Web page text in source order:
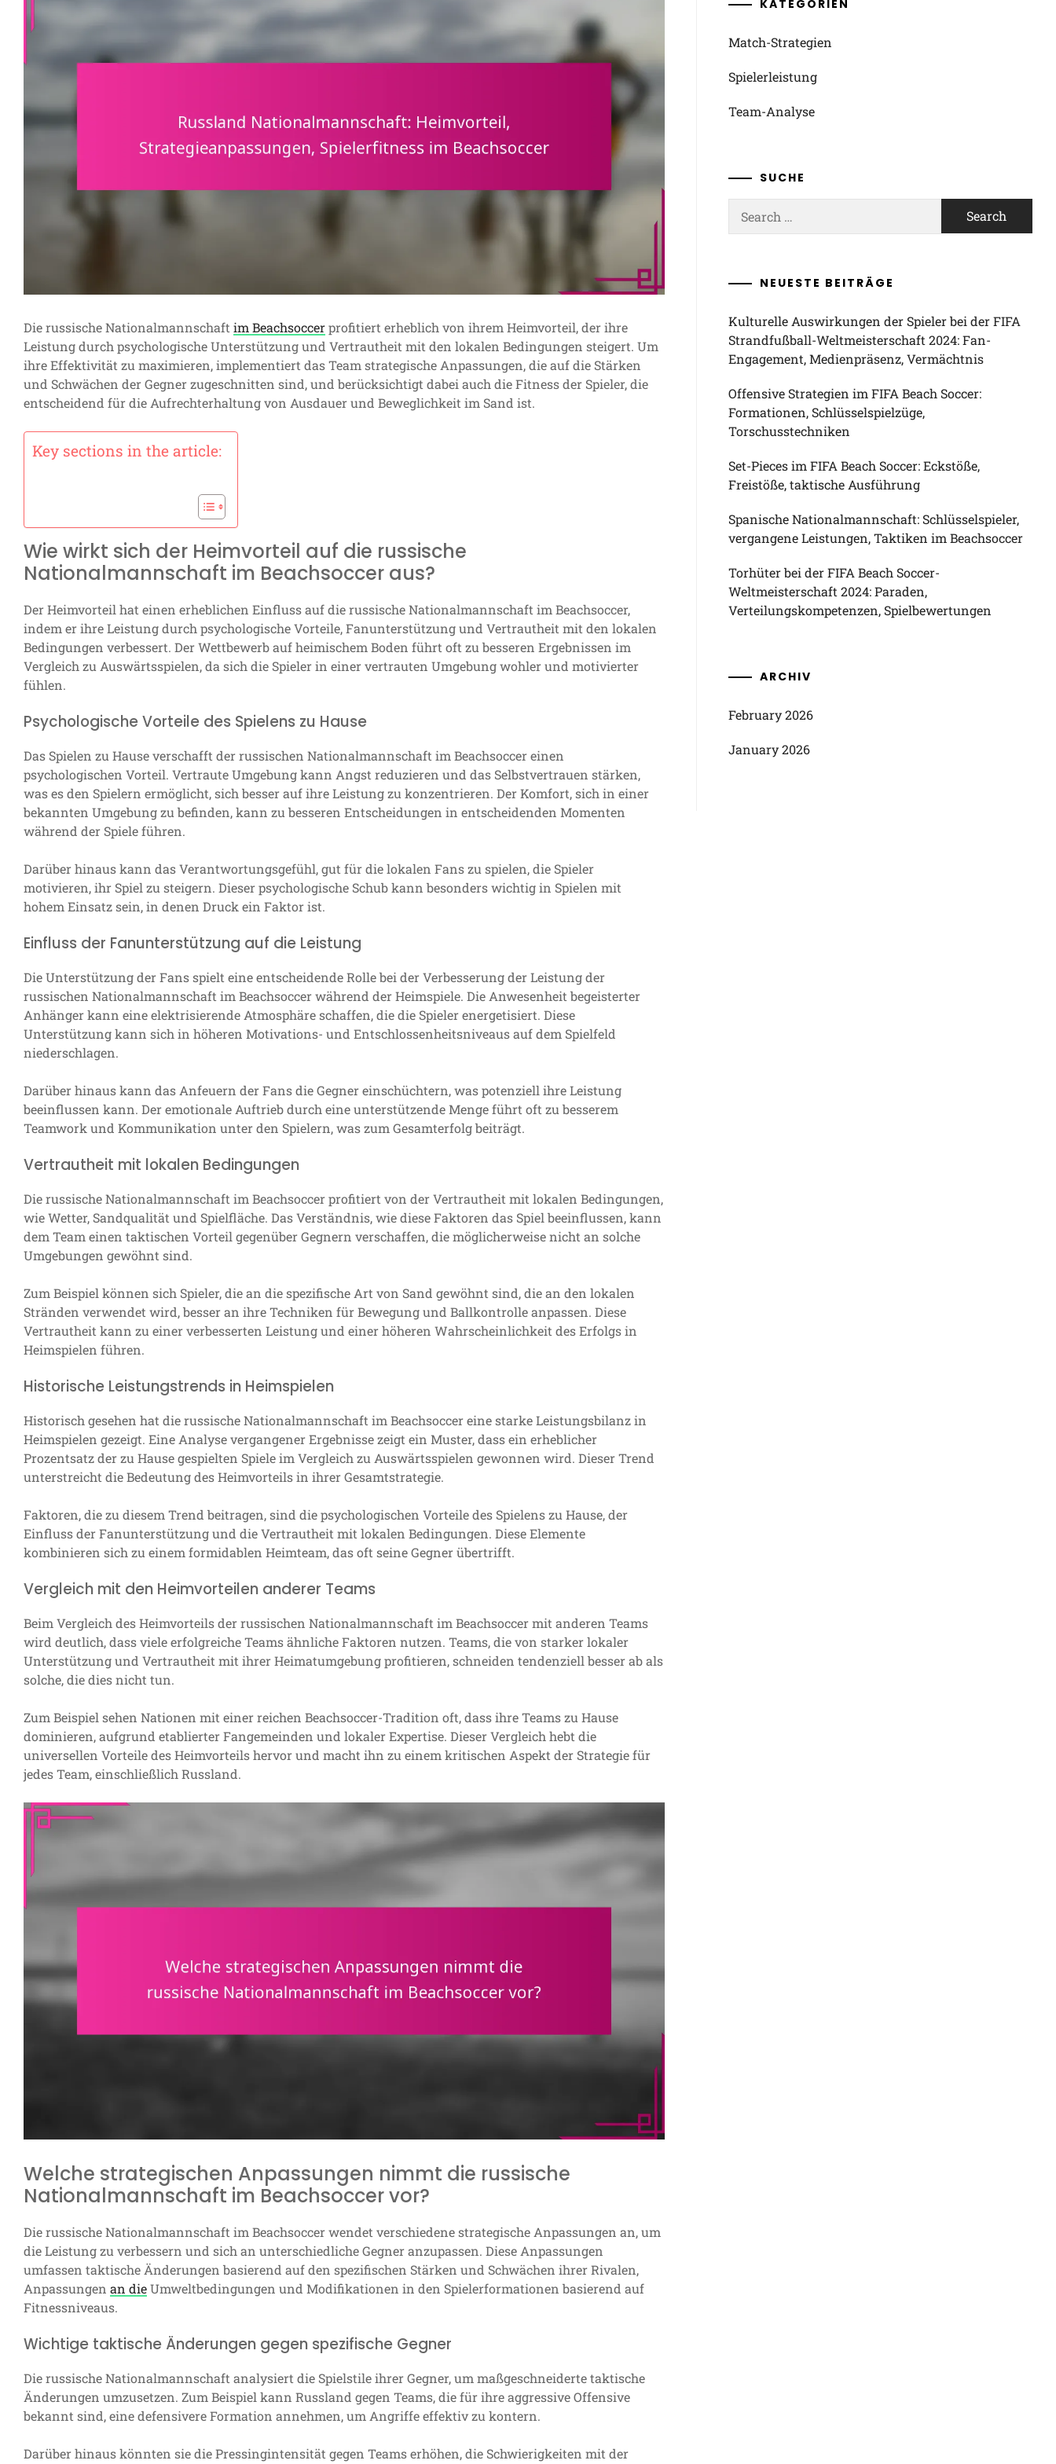
Die russische Nationalmannschaftim Beachsoccerprofitiert erheblich von ihrem Heimvorteil, der ihre
Leistung durch psychologische Unterstützung und Vertrautheit mit den lokalen Bedingungen steigert. Um
ihre Effektivität zu maximieren, implementiert das Team strategische Anpassungen, die auf die Stärken
und Schwächen der Gegner zugeschnitten sind, und berücksichtigt dabei auch die Fitness der Spieler, die
entscheidend für die Aufrechterhaltung von Ausdauer und Beweglichkeit im Sand ist.
Key sections in the article:
Wie wirkt sich der Heimvorteil auf die russische
Nationalmannschaft im Beachsoccer aus?
Der Heimvorteil hat einen erheblichen Einfluss auf die russische Nationalmannschaft im Beachsoccer,
indem er ihre Leistung durch psychologische Vorteile, Fanunterstützung und Vertrautheit mit den lokalen
Bedingungen verbessert. Der Wettbewerb auf heimischem Boden führt oft zu besseren Ergebnissen im
Vergleich zu Auswärtsspielen, da sich die Spieler in einer vertrauten Umgebung wohler und motivierter
fühlen.
Psychologische Vorteile des Spielens zu Hause
Das Spielen zu Hause verschafft der russischen Nationalmannschaft im Beachsoccer einen
psychologischen Vorteil. Vertraute Umgebung kann Angst reduzieren und das Selbstvertrauen stärken,
was es den Spielern ermöglicht, sich besser auf ihre Leistung zu konzentrieren. Der Komfort, sich in einer
bekannten Umgebung zu befinden, kann zu besseren Entscheidungen in entscheidenden Momenten
während der Spiele führen.
Darüber hinaus kann das Verantwortungsgefühl, gut für die lokalen Fans zu spielen, die Spieler
motivieren, ihr Spiel zu steigern. Dieser psychologische Schub kann besonders wichtig in Spielen mit
hohem Einsatz sein, in denen Druck ein Faktor ist.
Einfluss der Fanunterstützung auf die Leistung
Die Unterstützung der Fans spielt eine entscheidende Rolle bei der Verbesserung der Leistung der
russischen Nationalmannschaft im Beachsoccer während der Heimspiele. Die Anwesenheit begeisterter
Anhänger kann eine elektrisierende Atmosphäre schaffen, die die Spieler energetisiert. Diese
Unterstützung kann sich in höheren Motivations- und Entschlossenheitsniveaus auf dem Spielfeld
niederschlagen.
Darüber hinaus kann das Anfeuern der Fans die Gegner einschüchtern, was potenziell ihre Leistung
beeinflussen kann. Der emotionale Auftrieb durch eine unterstützende Menge führt oft zu besserem
Teamwork und Kommunikation unter den Spielern, was zum Gesamterfolg beiträgt.
Vertrautheit mit lokalen Bedingungen
Die russische Nationalmannschaft im Beachsoccer profitiert von der Vertrautheit mit lokalen Bedingungen,
wie Wetter, Sandqualität und Spielfläche. Das Verständnis, wie diese Faktoren das Spiel beeinflussen, kann
dem Team einen taktischen Vorteil gegenüber Gegnern verschaffen, die möglicherweise nicht an solche
Umgebungen gewöhnt sind.
Zum Beispiel können sich Spieler, die an die spezifische Art von Sand gewöhnt sind, die an den lokalen
Stränden verwendet wird, besser an ihre Techniken für Bewegung und Ballkontrolle anpassen. Diese
Vertrautheit kann zu einer verbesserten Leistung und einer höheren Wahrscheinlichkeit des Erfolgs in
Heimspielen führen.
Historische Leistungstrends in Heimspielen
Historisch gesehen hat die russische Nationalmannschaft im Beachsoccer eine starke Leistungsbilanz in
Heimspielen gezeigt. Eine Analyse vergangener Ergebnisse zeigt ein Muster, dass ein erheblicher
Prozentsatz der zu Hause gespielten Spiele im Vergleich zu Auswärtsspielen gewonnen wird. Dieser Trend
unterstreicht die Bedeutung des Heimvorteils in ihrer Gesamtstrategie.
Faktoren, die zu diesem Trend beitragen, sind die psychologischen Vorteile des Spielens zu Hause, der
Einfluss der Fanunterstützung und die Vertrautheit mit lokalen Bedingungen. Diese Elemente
kombinieren sich zu einem formidablen Heimteam, das oft seine Gegner übertrifft.
Vergleich mit den Heimvorteilen anderer Teams
Beim Vergleich des Heimvorteils der russischen Nationalmannschaft im Beachsoccer mit anderen Teams
wird deutlich, dass viele erfolgreiche Teams ähnliche Faktoren nutzen. Teams, die von starker lokaler
Unterstützung und Vertrautheit mit ihrer Heimatumgebung profitieren, schneiden tendenziell besser ab als
solche, die dies nicht tun.
Zum Beispiel sehen Nationen mit einer reichen Beachsoccer-Tradition oft, dass ihre Teams zu Hause
dominieren, aufgrund etablierter Fangemeinden und lokaler Expertise. Dieser Vergleich hebt die
universellen Vorteile des Heimvorteils hervor und macht ihn zu einem kritischen Aspekt der Strategie für
jedes Team, einschließlich Russland.
Welche strategischen Anpassungen nimmt die russische
Nationalmannschaft im Beachsoccer vor?
Die russische Nationalmannschaft im Beachsoccer wendet verschiedene strategische Anpassungen an, um
die Leistung zu verbessern und sich an unterschiedliche Gegner anzupassen. Diese Anpassungen
umfassen taktische Änderungen basierend auf den spezifischen Stärken und Schwächen ihrer Rivalen,
Anpassungen an dieUmweltbedingungen und Modifikationen in den Spielerformationen basierend auf
Fitnessniveaus.
Wichtige taktische Änderungen gegen spezifische Gegner
Die russische Nationalmannschaft analysiert die Spielstile ihrer Gegner, um maßgeschneiderte taktische
Änderungen umzusetzen. Zum Beispiel kann Russland gegen Teams, die für ihre aggressive Offensive
bekannt sind, eine defensivere Formation annehmen, um Angriffe effektiv zu kontern.
Darüber hinaus könnten sie die Pressingintensität gegen Teams erhöhen, die Schwierigkeiten mit der
KATEGORIEN
Match-Strategien
Spielerleistung
Team-Analyse
SUCHE
for:
NEUESTE BEITRÄGE
Kulturelle Auswirkungen der Spieler bei der FIFA
Strandfußball-Weltmeisterschaft 2024: Fan-
Engagement, Medienpräsenz, Vermächtnis
Offensive Strategien im FIFA Beach Soccer:
Formationen, Schlüsselspielzüge,
Torschusstechniken
Set-Pieces im FIFA Beach Soccer: Eckstöße,
Freistöße, taktische Ausführung
Spanische Nationalmannschaft: Schlüsselspieler,
vergangene Leistungen, Taktiken im Beachsoccer
Torhüter bei der FIFA Beach Soccer-
Weltmeisterschaft 2024: Paraden,
Verteilungskompetenzen, Spielbewertungen
ARCHIV
February 2026
January 2026